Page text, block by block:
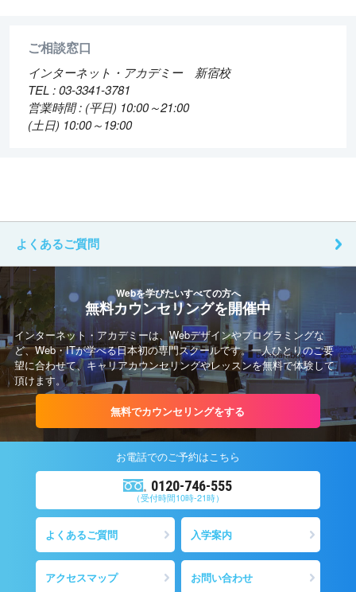
ご相談窓口
インターネット・アカデミー 新宿校
TEL : 03-3341-3781
営業時間 : (平日) 10:00～21:00
(土日) 10:00～19:00
よくあるご質問
Webを学びたいすべての方へ
無料カウンセリングを開催中
インターネット・アカデミーは、Webデザインやプログラミングな
ど、Web・ITが学べる日本初の専門スクールです。一人ひとりのご要
望に合わせて、キャリアカウンセリングやレッスンを無料で体験して
頂けます。
無料でカウンセリングをする
お電話でのご予約はこちら
0120-746-555
（受付時間10時-21時）
よくあるご質問 入学案内
アクセスマップ お問い合わせ